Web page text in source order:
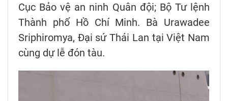
Cục Bảo vệ an ninh Quân đội; Bộ Tư lệnh
Thành phố Hồ Chí Minh. Bà Urawadee
Sriphiromya, Đại sứ Thái Lan tại Việt Nam
cùng dự lễ đón tàu.